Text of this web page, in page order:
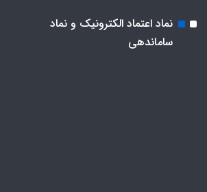
نماد اعتماد الکترونیک و نماد
ساماندهی